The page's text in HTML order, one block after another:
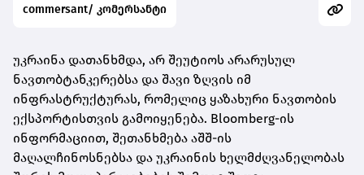
commersant/ კომერსანტი
უკრაინა დათანხმდა, არ შეუტიოს არარუსულ
ნავთობტანკერებსა და შავი ზღვის იმ
ინფრასტრუქტურას, რომელიც ყაზახური ნავთობის
ექსპორტისთვის გამოიყენება. Bloomberg-ის
ინფორმაციით, შეთანხმება აშშ-ის
მაღალჩინოსნებსა და უკრაინის ხელმძღვანელობას